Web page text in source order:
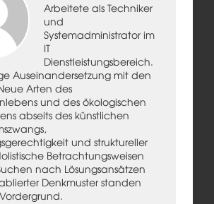
Arbeitete als Techniker
und
Systemadministrator im
IT
Dienstleistungsbereich.
Auseinandersetzung mit den
Arten des
und des ökologischen
abseits des künstlichen
und struktureller
Betrachtungsweisen
nach Lösungsansätzen
Denkmuster standen